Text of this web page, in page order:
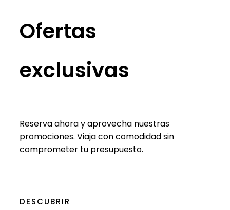
Ofertas
exclusivas
Reserva ahora y aprovecha nuestras
promociones. Viaja con comodidad sin
comprometer tu presupuesto.
DESCUBRIR